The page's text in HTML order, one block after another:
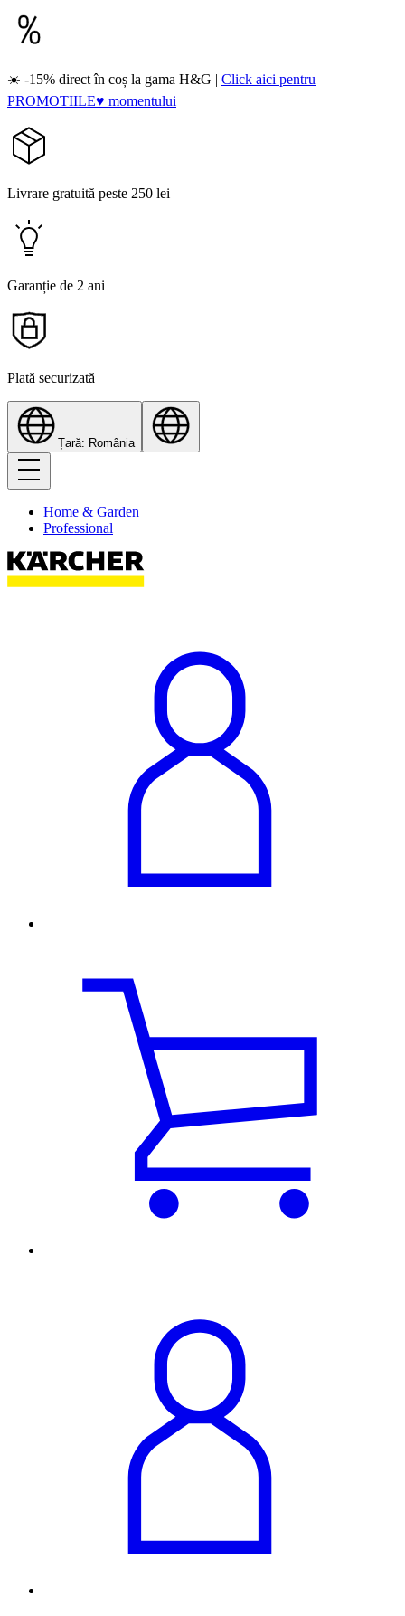
☀️ -15% direct în coș la gama H&G | Click aici pentru
PROMOTIILE♥ momentului
Livrare gratuită peste 250 lei
Garanție de 2 ani
Plată securizată
Țară: România
Home & Garden
Professional